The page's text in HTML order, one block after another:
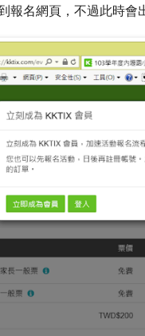
報名網頁，不過此時會